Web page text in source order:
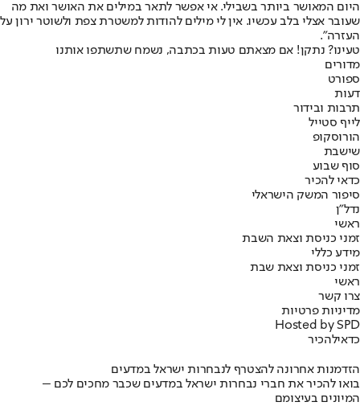
היום המאושר ביותר בשבילי. אי אפשר לתאר במילים את האושר ואת מה
שעובר אצלי בלב עכשיו. אין לי מילים להודות למשטרת צפת ולשוטר ירון על
העזרה".
טעינו? נתקן! אם מצאתם טעות בכתבה, נשמח שתשתפו אותנו
מדורים
ספורט
דעות
תרבות ובידור
לייף סטייל
הורוסקופ
שישבת
סוף שבוע
כדאי להכיר
סיפור המשק הישראלי
נדל"ן
ראשי
זמני כניסת וצאת השבת
מידע כללי
זמני כניסת וצאת שבת
ראשי
צרו קשר
מדיניות פרטיות
Hosted by SPD
כדאילהכיר
הזדמנות אחרונה להצטרף לנבחרות ישראל במדעים
בואו להכיר את חברי נבחרות ישראל במדעים שכבר מחכים לכם –
המיונים בעיצומם